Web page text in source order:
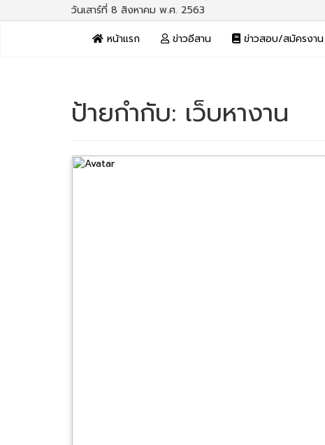
วันเสาร์ที่ 8 สิงหาคม พ.ศ. 2563
หน้าแรก
ข่าวอีสาน ข่าวสอบ/สมัครงาน
ป้ายกำกับ: เว็บหางาน